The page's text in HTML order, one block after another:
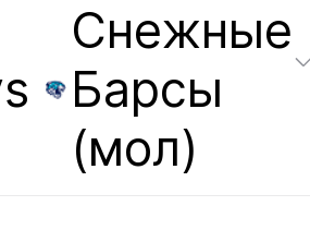
Снежные
Барсы
(мол)